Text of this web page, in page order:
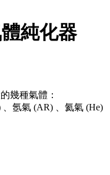
純化器
幾種氣體：
氬氣 (AR) 、氦氣 (He)